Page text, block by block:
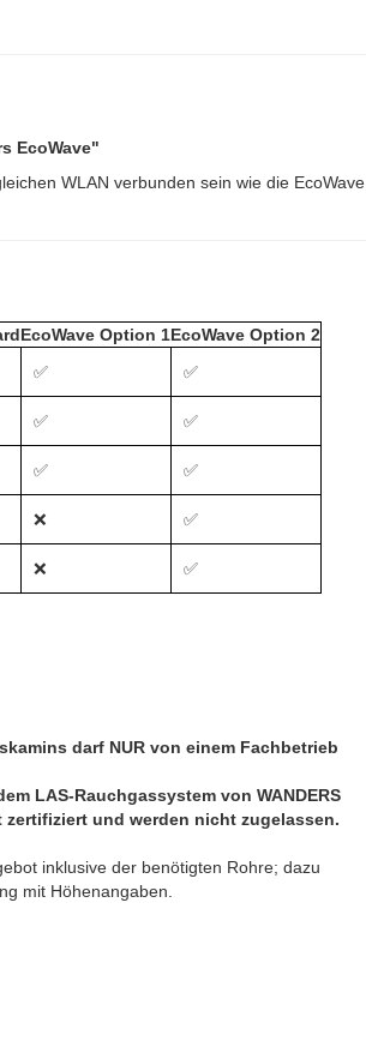
EcoWave"
WLAN verbunden sein wie die EcoWave
EcoWave Option 1EcoWave Option 2
✅ ✅
✅ ✅
✅ ✅
❌ ✅
❌ ✅
darf NUR von einem Fachbetrieb
LAS-Rauchgassystem von WANDERS
und werden nicht zugelassen.
inklusive der benötigten Rohre; dazu
mit Höhenangaben.